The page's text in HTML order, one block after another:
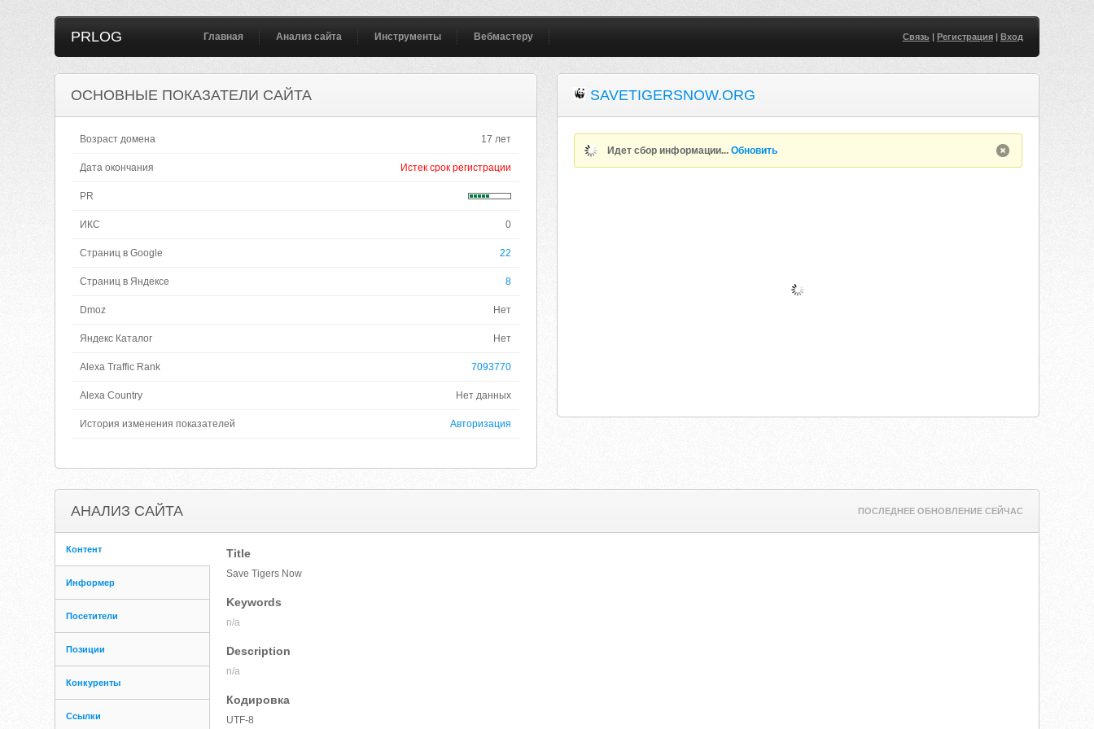
PRLOG Главная Анализ сайта Инструменты Вебмастеру Связь| Регистрация| Вход
ОСНОВНЫЕ ПОКАЗАТЕЛИ САЙТА
Возраст домена 17 лет
Дата окончания Истек срок регистрации
PR
ИКС 0
Страниц в Google 22
Страниц в Яндексе 8
Dmoz Нет
Яндекс Каталог Нет
Alexa Traffic Rank 7093770
Alexa Country Нет данных
История изменения показателей Авторизация
SAVETIGERSNOW.ORG
Идет сбор информации...Обновить
АНАЛИЗ САЙТА ПОСЛЕДНЕЕ ОБНОВЛЕНИЕ СЕЙЧАС
Контент
Информер
Посетители
Позиции
Конкуренты
Ссылки
Title
Save Tigers Now
Keywords
n/a
Description
n/a
Кодировка
UTF-8